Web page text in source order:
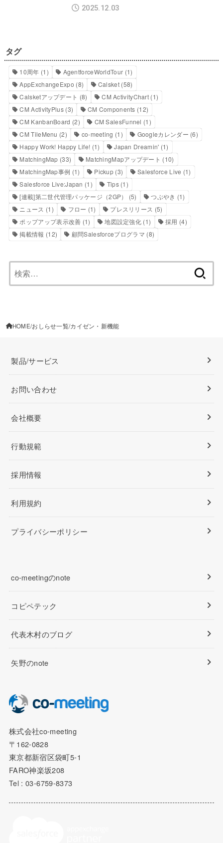
2025.12.03
タグ
10周年 (1) AgentforceWorldTour (1)
AppExchangeExpo (8) Calsket(58)
Calsketアップデート (8) CM ActivityChart (1)
CM ActivityPlus(3) CM Components (12)
CM KanbanBoard (2) CM SalesFunnel (1)
CM TileMenu (2) co-meeting (1) Googleカレンダー (6)
Happy Work! Happy Life! (1) Japan Dreamin' (1)
MatchingMap (33) MatchingMapアップデート (10)
MatchingMap事例 (1) Pickup (3) Salesforce Live (1)
Salesforce Live:Japan (1) Tips(1)
[連載]第二世代管理パッケージ（2GP）
(5) つぶやき (1)
ニュース (1) フロー (1) プレスリリース (5)
ポップアップ表示改善 (1) 地図設定強化 (1) 採用 (4)
掲載情報 (12) 顧問Salesforceプログラマ (8)
索:
HOME おしらせ一覧 カイゼン・新機能
製品/サービス
お問い合わせ
会社概要
行動規範
採用情報
利用規約
プライバシーポリシー
co-meetingのnote
コピペテック
代表木村のブログ
矢野のnote
株式会社co-meeting
〒162-0828
東京都新宿区袋町5-1
FARO神楽坂208
Tel : 03-6759-8373